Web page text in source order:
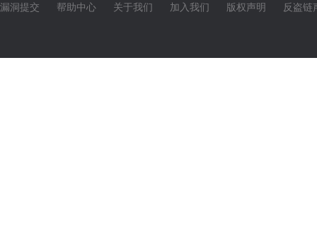
漏洞提交 帮助中心 关于我们 加入我们 版权声明 反盗链